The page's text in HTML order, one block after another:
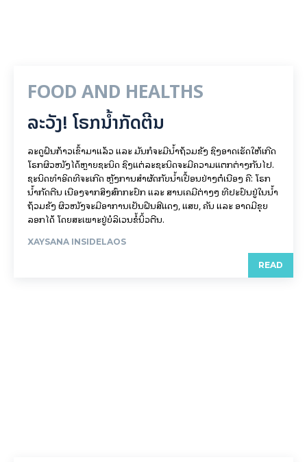
FOOD AND HEALTHS
ລະວັງ! ໂຣກນ້ຳກັດຕີນ
ລະດູຝົນກ້າວເຂົ້າມາແລ້ວ ແລະ ມັນກໍຈະມີນ້ຳຖ້ວມຂັງ ຊຶ່ງອາດເຮັດໃຫ້ເກີດ
ໂຣກຜິວໜັງໄດ້ຫຼາຍຊະນິດ ຊຶ່ງແຕ່ລະຊະນິດຈະມີຄວາມແຕກຕ່າງກັນໄປ.
ຊະນິດທຳອິດທີ່ຈະເກີດ ຫຼັງການສຳຜັດກັບນ້ຳເປື້ອນຢ່າງຕໍ່ເນື່ອງ ຄື: ໂຣກ
ນ້ຳກັດຕີນ ເນື່ອງຈາກສິ່ງສົກກະປົກ ແລະ ສານເຄມີຕ່າງໆ ທີ່ປະປົນຢູ່ໃນນ້ຳ
ຖ້ວມຂັງ ຜິວໜັງຈະມີອາການເປັນຝື່ນສີແດງ, ແສບ, ຄັນ ແລະ ອາດມີຂຸຍ
ລອກໄດ້ ໂດຍສະເພາະຢູ່ບໍລິເວນຂໍ້ນິ້ວຕີນ.
XAYSANA INSIDELAOS
READ